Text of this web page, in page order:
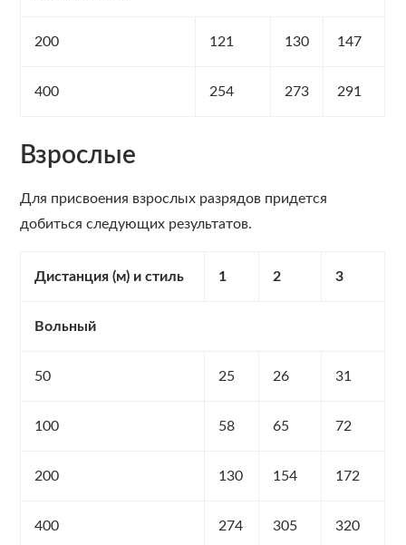
200 121 130 147
400 254 273 291
Взрослые
Для присвоения взрослых разрядов придется
добиться следующих результатов.
Дистанция (м) и стиль 1 2 3
Вольный
50 25 26 31
100 58 65 72
200 130 154 172
400 274 305 320